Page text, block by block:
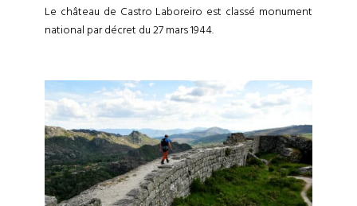
Le château de Castro Laboreiro est classé monument
national par décret du 27 mars 1944.